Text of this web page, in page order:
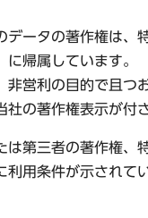
ータの著作権は
帰属しています。
営利の目的で且つ
の著作権表示が付
第三者の著作権、
用条件が示されて